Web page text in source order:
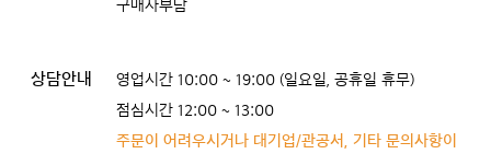
구매자부담
상담안내
영업시간 10:00 ~ 19:00 (일요일, 공휴일 휴무)
점심시간 12:00 ~ 13:00
주문이 어려우시거나 대기업/관공서, 기타 문의사항이